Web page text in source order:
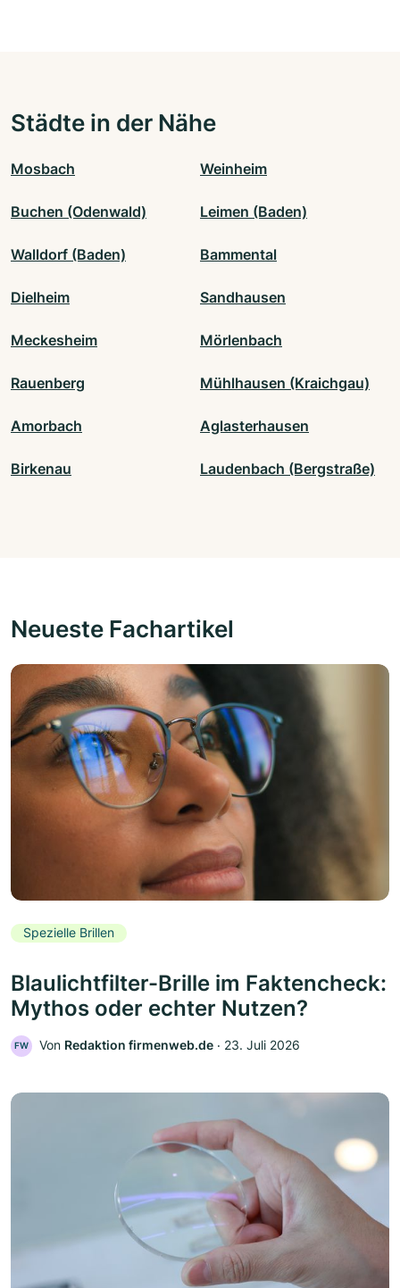
Städte in der Nähe
Mosbach Weinheim
Buchen (Odenwald) Leimen (Baden)
Walldorf (Baden) Bammental
Dielheim Sandhausen
Meckesheim Mörlenbach
Rauenberg Mühlhausen (Kraichgau)
Amorbach Aglasterhausen
Birkenau Laudenbach (Bergstraße)
Neueste Fachartikel
Spezielle Brillen
Blaulichtfilter-Brille im Faktencheck:
Mythos oder echter Nutzen?
FW Von Redaktion firmenweb.de ‧ 23. Juli 2026